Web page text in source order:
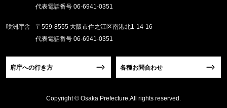
代表電話番号 06-6941-0351
咲洲庁舎
〒559-8555 大阪市住之江区南港北1-14-16
代表電話番号 06-6941-0351
府庁への行き方 各種お問合わせ
Copyright © Osaka Prefecture,All rights reserved.